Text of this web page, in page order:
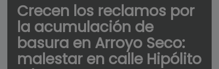
Crecen los reclamos por
la acumulación de
basura en Arroyo Seco:
malestar en calle Hipólito